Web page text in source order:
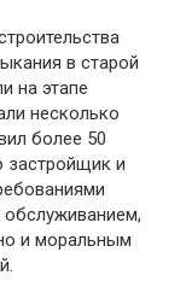
в старой
на этапе
несколько
более 50
застройщик и
и моральным